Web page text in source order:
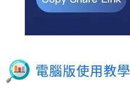
電腦版使用教學